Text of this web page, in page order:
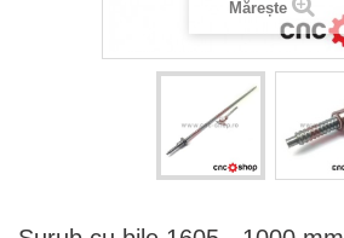
Mărește